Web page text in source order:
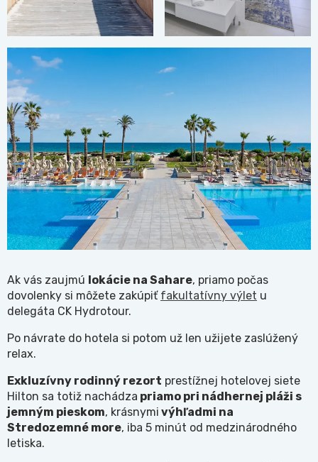
Ak vás zaujmú lokácie na Sahare, priamo počas
dovolenky si môžete zakúpiť fakultatívny výlet u
delegáta CK Hydrotour.
Po návrate do hotela si potom už len užijete zaslúžený
relax.
Exkluzívny rodinný rezort prestížnej hotelovej siete
Hilton sa totiž nachádza priamo pri nádhernej pláži s
jemným pieskom, krásnymi výhľadmi na
Stredozemné more, iba 5 minút od medzinárodného
letiska.